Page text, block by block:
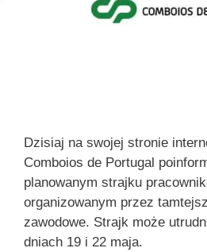
Dzisiaj na swojej stronie
Comboios de Portugal
planowanym strajku
organizowanym przez
zawodowe. Strajk może
dniach 19 i 22 maja.